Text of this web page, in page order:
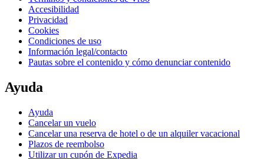
Accesibilidad
Privacidad
Cookies
Condiciones de uso
Información legal/contacto
Pautas sobre el contenido y cómo denunciar contenido
Ayuda
Ayuda
Cancelar un vuelo
Cancelar una reserva de hotel o de un alquiler vacacional
Plazos de reembolso
Utilizar un cupón de Expedia